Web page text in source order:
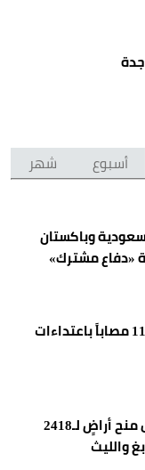
أسبوع شهر
وباكستان
«دفاع مشترك»
بينهم طفل وامرأة.. 11 مصاباً باعتداءات
بدء إجراءات استكمال منح أراضٍ لـ2418
والليث